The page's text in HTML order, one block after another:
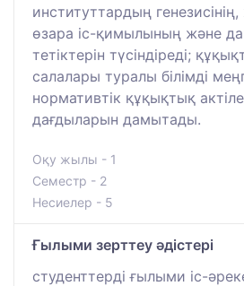
институттардың генезисінің,
өзара іс-қимылының және
тетіктерін түсіндіреді;
салалары туралы білімді
нормативтік құқықтық
дағдыларын дамытады.
Оқу жылы - 1
Семестр - 2
Несиелер - 5
Ғылыми зерттеу әдістері
студенттерді ғылыми іс-